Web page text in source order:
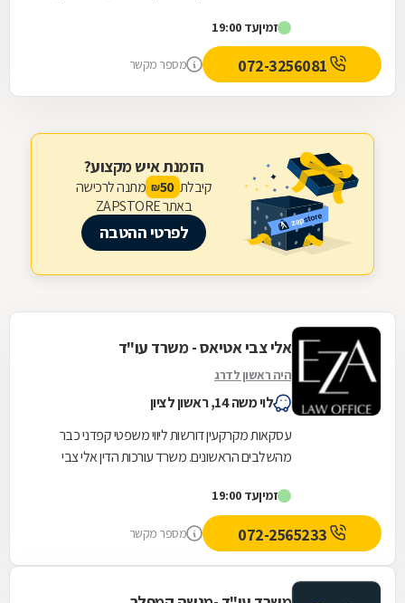
זמיןעד 19:00
מספר מקשר
הזמנת איש מקצוע?
קיבלת 50
₪ מתנה לרכישה
באתר ZAPSTORE
לפרטי ההטבה
אלי צבי אטיאס - משרד עו"ד
היה ראשון לדרג
לוי משה 14, ראשון לציון
עסקאות מקרקעין דורשות ליווי משפטי קפדני כבר
מהשלבים הראשונים. משרד עורכות הדין אלי צבי
לרבות...
זמיןעד 19:00
מספר מקשר